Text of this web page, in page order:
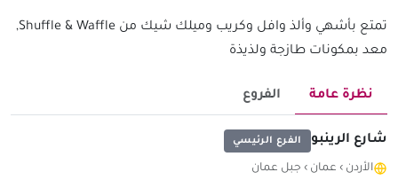
تمتع بأشهي وألذ وافل وكريب وميلك شيك من Shuffle & Waffle,
معد بمكونات طازجة ولذيذة
نظرة عامة الفروع
شارع الرينبو الفرع الرئيسي
الأردن › عمان › جبل عمان